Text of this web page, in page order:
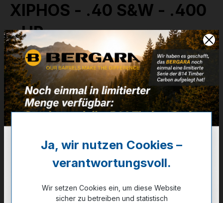
XIPHOS - .40 S&W - .400
- HP
7,78g - 120grs
Artikelnummer:36-06015
Weitere Informationen
✔
46,90 €
✔ Auf Lager
Noch kein Kunde?Registrieren Sie sich jetzt.
Ja, wir nutzen Cookies –
verantwortungsvoll.
Wir setzen Cookies ein, um diese Website
sicher zu betreiben und statistisch